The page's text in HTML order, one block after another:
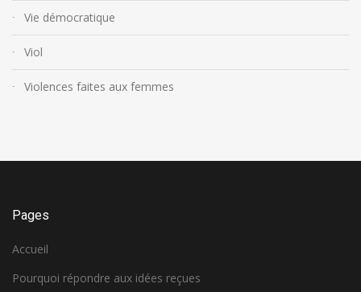
Vie démocratique
Viol
Violences faites aux femmes
Pages
Accueil
Pourquoi répondre aux idées reçues